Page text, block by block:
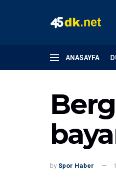
ANASAYFA
by Spor Haber